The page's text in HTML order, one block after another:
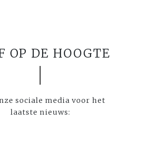
OP DE HOOGTE
sociale media voor het
laatste nieuws: